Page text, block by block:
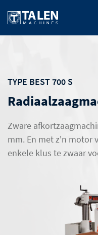
TYPE BEST 700 S
Zware
mm. En met z'n motor
enkele klus te zwaar